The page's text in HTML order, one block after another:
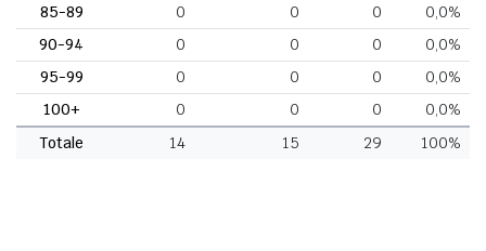
85-89
0 0 0
0,0%
90-94
0 0 0
0,0%
95-99
0 0 0
0,0%
100+
0 0 0
0,0%
Totale
14 15 29 100%